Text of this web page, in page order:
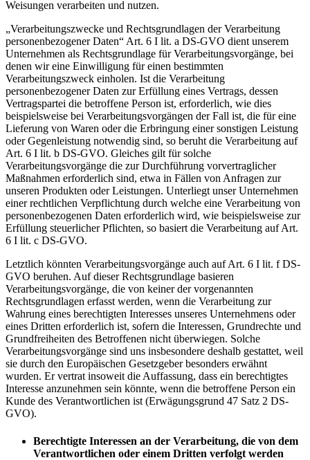
Weisungen verarbeiten und nutzen.
„Verarbeitungszwecke und Rechtsgrundlagen der Verarbeitung
personenbezogener Daten“ Art. 6 I lit. a DS-GVO dient unserem
Unternehmen als Rechtsgrundlage für Verarbeitungsvorgänge, bei
denen wir eine Einwilligung für einen bestimmten
Verarbeitungszweck einholen. Ist die Verarbeitung
personenbezogener Daten zur Erfüllung eines Vertrags, dessen
Vertragspartei die betroffene Person ist, erforderlich, wie dies
beispielsweise bei Verarbeitungsvorgängen der Fall ist, die für eine
Lieferung von Waren oder die Erbringung einer sonstigen Leistung
oder Gegenleistung notwendig sind, so beruht die Verarbeitung auf
Art. 6 I lit. b DS-GVO. Gleiches gilt für solche
Verarbeitungsvorgänge die zur Durchführung vorvertraglicher
Maßnahmen erforderlich sind, etwa in Fällen von Anfragen zur
unseren Produkten oder Leistungen. Unterliegt unser Unternehmen
einer rechtlichen Verpflichtung durch welche eine Verarbeitung von
personenbezogenen Daten erforderlich wird, wie beispielsweise zur
Erfüllung steuerlicher Pflichten, so basiert die Verarbeitung auf Art.
6 I lit. c DS-GVO.
Letztlich könnten Verarbeitungsvorgänge auch auf Art. 6 I lit. f DS-
GVO beruhen. Auf dieser Rechtsgrundlage basieren
Verarbeitungsvorgänge, die von keiner der vorgenannten
Rechtsgrundlagen erfasst werden, wenn die Verarbeitung zur
Wahrung eines berechtigten Interesses unseres Unternehmens oder
eines Dritten erforderlich ist, sofern die Interessen, Grundrechte und
Grundfreiheiten des Betroffenen nicht überwiegen. Solche
Verarbeitungsvorgänge sind uns insbesondere deshalb gestattet, weil
sie durch den Europäischen Gesetzgeber besonders erwähnt
wurden. Er vertrat insoweit die Auffassung, dass ein berechtigtes
Interesse anzunehmen sein könnte, wenn die betroffene Person ein
Kunde des Verantwortlichen ist (Erwägungsgrund 47 Satz 2 DS-
GVO).
Berechtigte Interessen an der Verarbeitung, die von dem
Verantwortlichen oder einem Dritten verfolgt werden